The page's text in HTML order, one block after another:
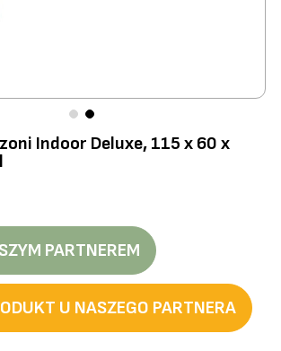
Indoor Deluxe, 115 x 60 x
PARTNEREM
U NASZEGO PARTNERA